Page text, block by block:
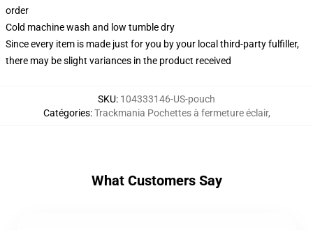
order
Cold machine wash and low tumble dry
Since every item is made just for you by your local third-party fulfiller,
there may be slight variances in the product received
SKU: 104333146-US-pouch
Catégories:Trackmania Pochettes à fermeture éclair,
What Customers Say